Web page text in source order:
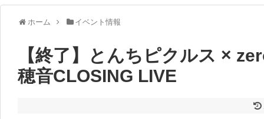
ホーム イベント情報
【終了】とんちピクルス ×
穂音CLOSING LIVE